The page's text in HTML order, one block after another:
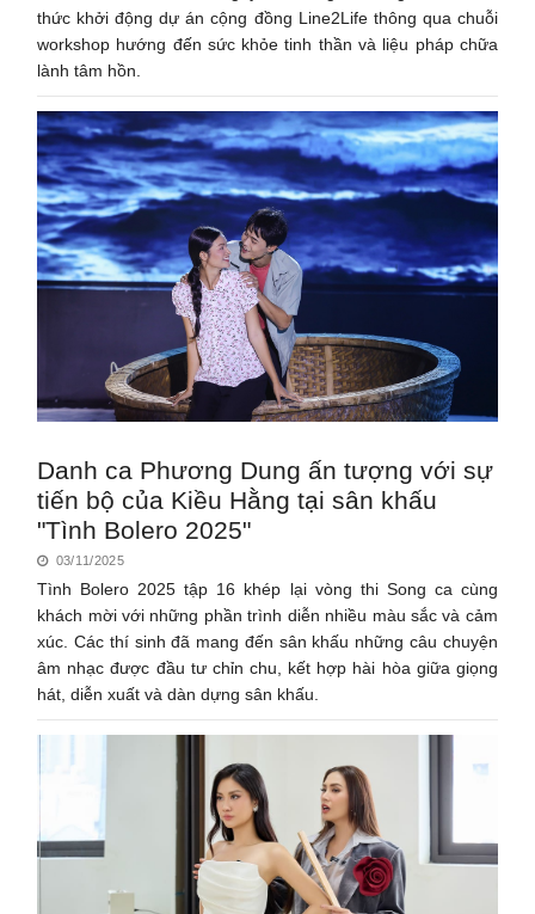
thức khởi động dự án cộng đồng Line2Life thông qua chuỗi
workshop hướng đến sức khỏe tinh thần và liệu pháp chữa
lành tâm hồn.
Danh ca Phương Dung ấn tượng với sự
tiến bộ của Kiều Hằng tại sân khấu
"Tình Bolero 2025"
03/11/2025
Tình Bolero 2025 tập 16 khép lại vòng thi Song ca cùng
khách mời với những phần trình diễn nhiều màu sắc và cảm
xúc. Các thí sinh đã mang đến sân khấu những câu chuyện
âm nhạc được đầu tư chỉn chu, kết hợp hài hòa giữa giọng
hát, diễn xuất và dàn dựng sân khấu.